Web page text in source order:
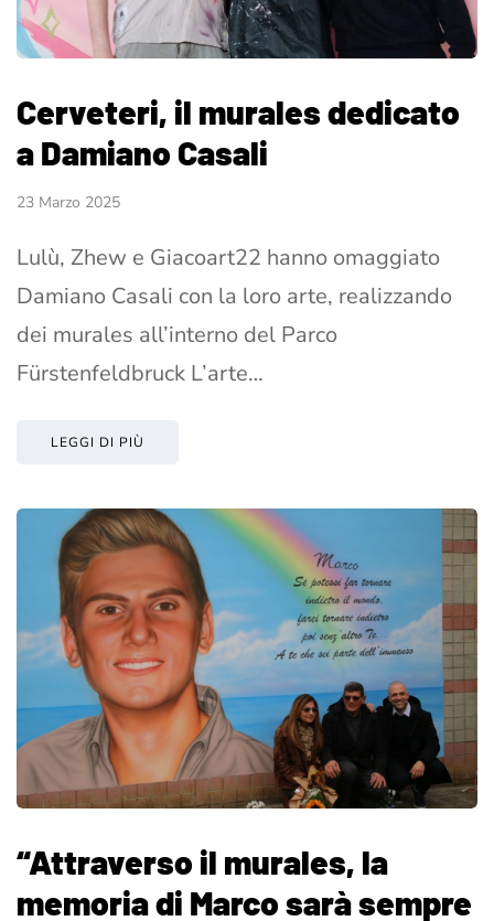
Cerveteri, il murales dedicato
a Damiano Casali
23 Marzo 2025
Lulù, Zhew e Giacoart22 hanno omaggiato
Damiano Casali con la loro arte, realizzando
dei murales all’interno del Parco
Fürstenfeldbruck L’arte…
LEGGI DI PIÙ
“Attraverso il murales, la
memoria di Marco sarà sempre